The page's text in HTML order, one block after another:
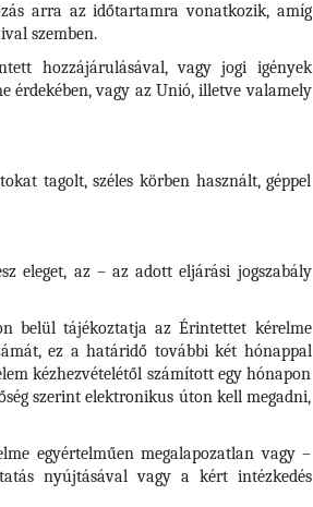
arra az időtartamra vonatkozik, amíg
szemben.
hozzájárulásával, vagy jogi igények
érdekében, vagy az Unió, illetve valamely
tagolt, széles körben használt, géppel
eleget, az – az adott eljárási jogszabály
belül tájékoztatja az Érintettet kérelme
ez a határidő további két hónappal
kézhezvételétől számított egy hónapon
szerint elektronikus úton kell megadni,
egyértelműen megalapozatlan vagy –
nyújtásával vagy a kért intézkedés